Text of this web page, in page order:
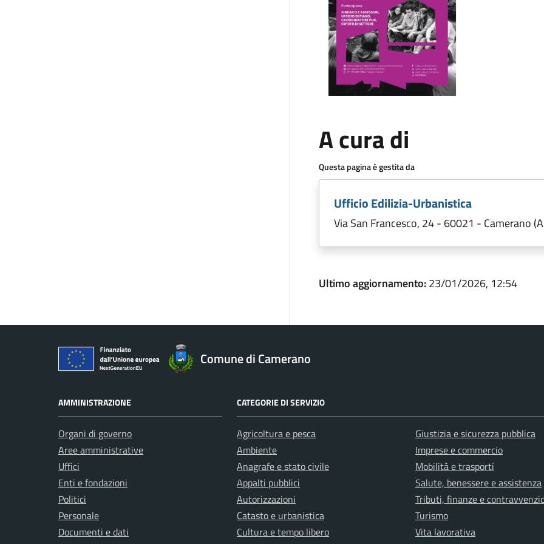
A cura di
Questa pagina è gestita da
Ufficio Edilizia-Urbanistica
Via San Francesco, 24 - 60021 - Camerano
Ultimo aggiornamento:23/01/2026, 12:54
Comune di Camerano
AMMINISTRAZIONE
Organi di governo
Aree amministrative
Uffici
Enti e fondazioni
Politici
Personale
Documenti e dati
CATEGORIE DI SERVIZIO
Agricoltura e pesca
Ambiente
Anagrafe e stato civile
Appalti pubblici
Autorizzazioni
Catasto e urbanistica
Cultura e tempo libero
Giustizia e sicurezza pubblica
Imprese e commercio
Mobilità e trasporti
Salute, benessere e assistenza
Tributi, finanze e
Turismo
Vita lavorativa